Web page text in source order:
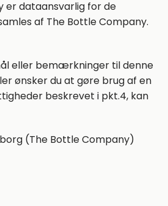
er dataansvarlig for de
af The Bottle Company.
eller bemærkninger til denne
ønsker du at gøre brug af en
beskrevet i pkt.4, kan
(The Bottle Company)